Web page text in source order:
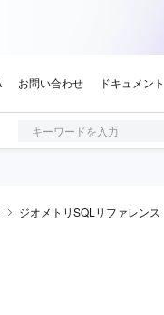
キーワードを入力
ジオメトリSQLリファレンス